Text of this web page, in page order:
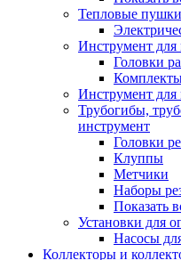
Тепловые пушки
Инструмент для
Головки
Инструмент для
Трубогибы,
инструмент
Головки
Клуппы
Метчики
Наборы
Показать
Установки для
Насосы
Коллекторы и